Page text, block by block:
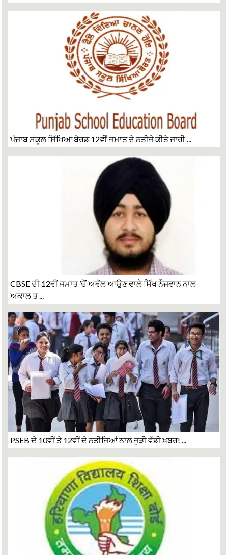
ਪੰਜਾਬ ਸਕੂਲ ਸਿੱਖਿਆ ਬੋਰਡ 12ਵੀਂ ਜਮਾਤ ਦੇ ਨਤੀਜੇ ਕੀਤੇ ਜਾਰੀ ...
CBSE ਦੀ 12ਵੀਂ ਜਮਾਤ ’ਚੋਂ ਅਵੱਲ ਆਉਣ ਵਾਲੇ ਸਿੱਖ ਨੌਜਵਾਨ ਨਾਲ
ਅਕਾਲ ਤ ...
PSEB ਦੇ 10ਵੀਂ ਤੇ 12ਵੀਂ ਦੇ ਨਤੀਜਿਆਂ ਨਾਲ ਜੁੜੀ ਵੱਡੀ ਖ਼ਬਰ! ...